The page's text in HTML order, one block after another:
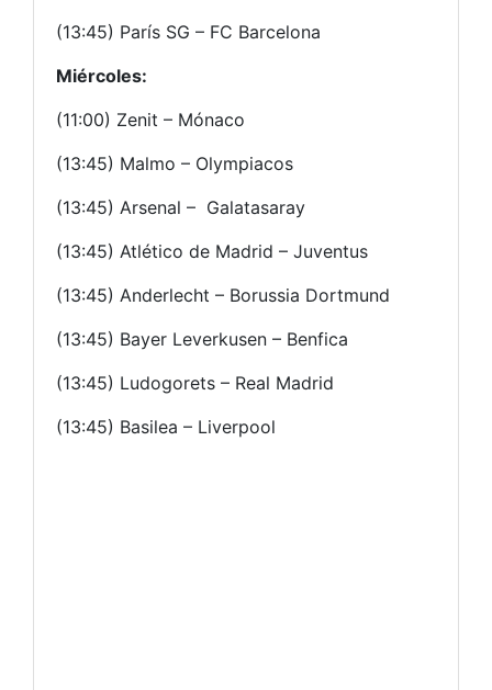
(13:45) París SG – FC Barcelona
Miércoles:
(11:00) Zenit – Mónaco
(13:45) Malmo – Olympiacos
(13:45) Arsenal – Galatasaray
(13:45) Atlético de Madrid – Juventus
(13:45) Anderlecht – Borussia Dortmund
(13:45) Bayer Leverkusen – Benfica
(13:45) Ludogorets – Real Madrid
(13:45) Basilea – Liverpool